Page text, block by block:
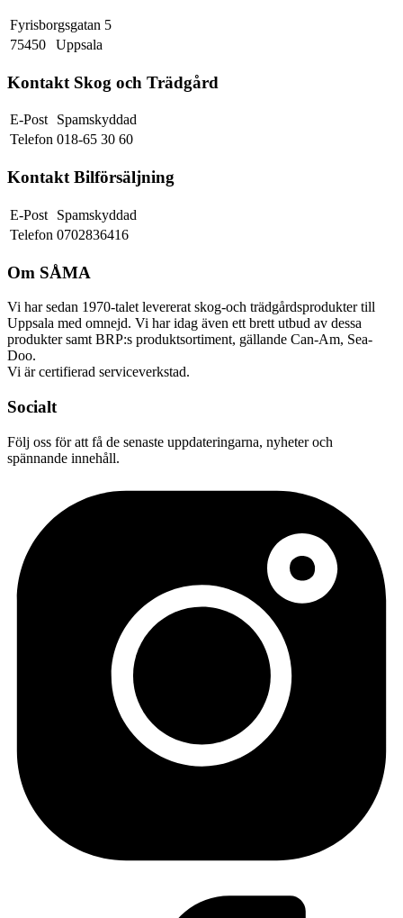
Fyrisborgsgatan 5
75450
Uppsala
Kontakt Skog och Trädgård
E-Post
Spamskyddad
Telefon 018-65 30 60
Kontakt Bilförsäljning
E-Post
Spamskyddad
Telefon 0702836416
Om SÅMA
Vi har sedan 1970-talet levererat skog-och trädgårdsprodukter till
Uppsala med omnejd. Vi har idag även ett brett utbud av dessa
produkter samt BRP:s produktsortiment, gällande Can-Am, Sea-
Doo.
Vi är certifierad serviceverkstad.
Socialt
Följ oss för att få de senaste uppdateringarna, nyheter och
spännande innehåll.